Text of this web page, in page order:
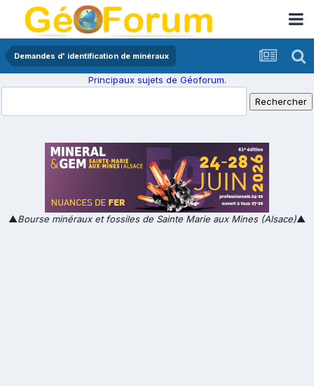
Demandes d' identification de minéraux
Principaux sujets de Géoforum.
▲Bourse minéraux et fossiles de Sainte Marie aux Mines (Alsace)▲